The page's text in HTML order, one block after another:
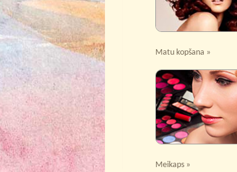
Matu kopšana »
Meikaps »